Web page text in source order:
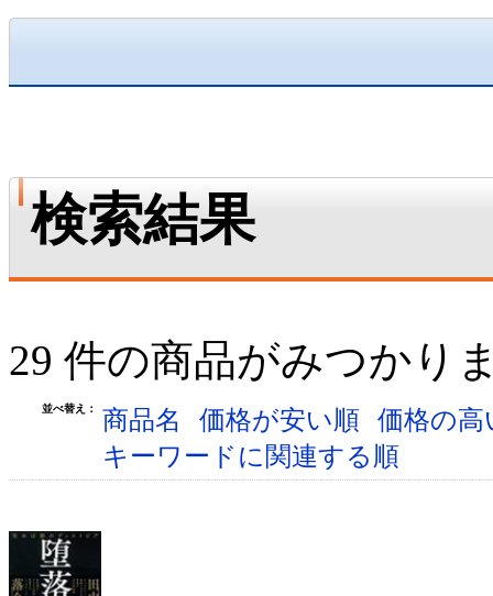
検索結果
29 件の商品がみつかり
並べ替え： 商品名 価格が安い順 価格の
キーワードに関連する順